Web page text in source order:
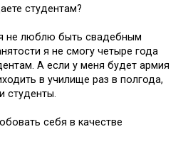
студентам?
не люблю быть свадебным
я не смогу четыре года
А если у меня будет армия
в училище раз в полгода,
студенты.
себя в качестве